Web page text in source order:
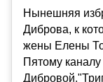
Нынешняя
Диброва, к
жены Елены
Пятому каналу